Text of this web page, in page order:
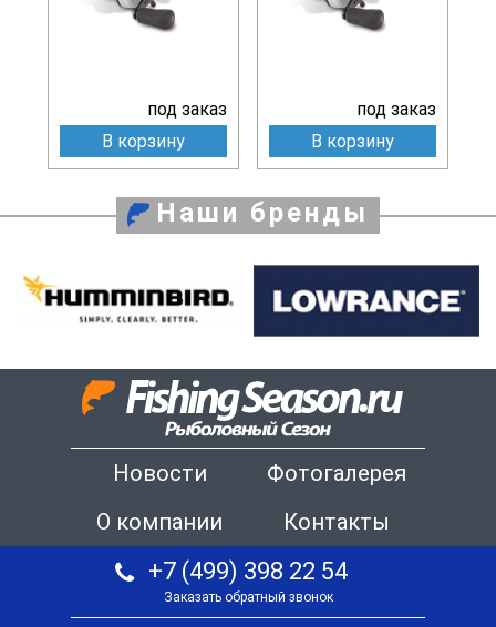
под заказ
В корзину
под заказ
В корзину
Наши бренды
Новости
Фотогалерея
О компании
Контакты
+7 (499) 398 22 54
Заказать обратный звонок